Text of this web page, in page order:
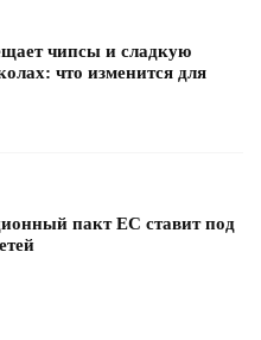
чипсы и сладкую
что изменится для
пакт ЕС ставит под